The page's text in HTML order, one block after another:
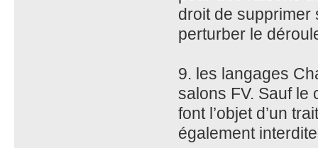
droit de supprimer
perturber le
9. les langages
salons FV. Sauf le
font l’objet d’un
également